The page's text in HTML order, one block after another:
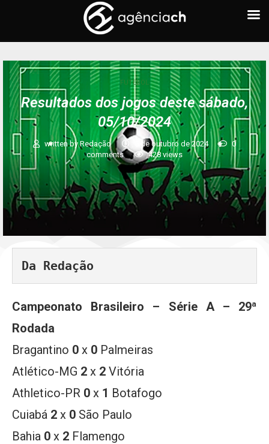
FUTEBOL
Resultados dos jogos deste sábado,
05/10/2024
written byRedação 5 de outubro de 2024
0
comments
428 views
Da Redação
Campeonato Brasileiro – Série A– 29ª
Rodada
Bragantino 0 x 0 Palmeiras
Atlético-MG 2 x 2 Vitória
Athletico-PR 0 x 1 Botafogo
Cuiabá 2 x 0 São Paulo
Bahia 0 x 2 Flamengo